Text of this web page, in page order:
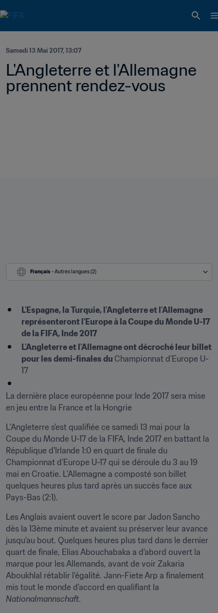
Samedi 13 Mai 2017, 13:07
L'Angleterre et l'Allemagne
prennent rendez-vous
Français - Autres langues (2)
L'Espagne, la Turquie, l'Angleterre et l'Allemagne
représenteront l'Europe à la Coupe du Monde U-17
de la FIFA, Inde 2017
L'Angleterre et l'Allemagne ont décroché leur billet
pour les demi-finales du Championnat d’Europe U-
17
La dernière place européenne pour Inde 2017 sera mise
en jeu entre la France et la Hongrie
L'Angleterre s'est qualifiée ce samedi 13 mai pour la
Coupe du Monde U-17 de la FIFA, Inde 2017 en battant la
République d'Irlande 1:0 en quart de finale du
Championnat d’Europe U-17 qui se déroule du 3 au 19
mai en Croatie. L'Allemagne a composté son billet
quelques heures plus tard après un succès face aux
Pays-Bas (2:1).
Les Anglais avaient ouvert le score par Jadon Sancho
dès la 13ème minute et avaient su préserver leur avance
jusqu'au bout. Quelques heures plus tard dans le dernier
quart de finale, Elias Abouchabaka a d'abord ouvert la
marque pour les Allemands, avant de voir Zakaria
Aboukhlal rétablir l'égalité. Jann-Fiete Arp a finalement
Nationalmannschaft.